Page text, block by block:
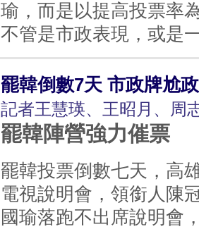
瑜，而是以提高投票率
不管是市政表現，或是
罷韓倒數7天 市政牌尬
記者王慧瑛、王昭月、周
罷韓陣營強力催票
罷韓投票倒數七天，高
電視說明會，領銜人陳
國瑜落跑不出席說明會